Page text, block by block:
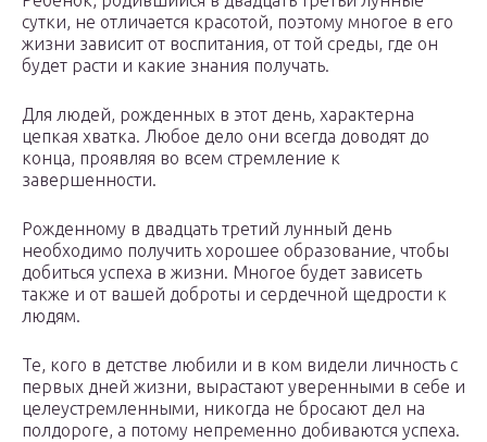
сутки, не отличается красотой, поэтому многое в его
жизни зависит от воспитания, от той среды, где он
будет расти и какие знания получать.
Для людей, рожденных в этот день, характерна
цепкая хватка. Любое дело они всегда доводят до
конца, проявляя во всем стремление к
завершенности.
Рожденному в двадцать третий лунный день
необходимо получить хорошее образование, чтобы
добиться успеха в жизни. Многое будет зависеть
также и от вашей доброты и сердечной щедрости к
людям.
Те, кого в детстве любили и в ком видели личность с
первых дней жизни, вырастают уверенными в себе и
целеустремленными, никогда не бросают дел на
полдороге, а потому непременно добиваются успеха.